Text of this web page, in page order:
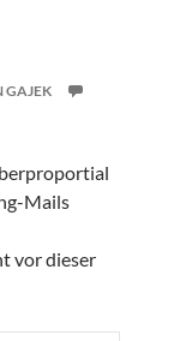
GAJEK
Mails
vor dieser